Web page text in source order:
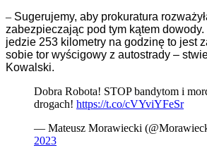
– Sugerujemy, aby prokuratura
zabezpieczając pod tym kątem
jedzie 253 kilometry na godzinę to jest
sobie tor wyścigowy z autostrady –
Kowalski.
Dobra Robota! STOP bandytom i
drogach! https://t.co/cVYviYFeSr
— Mateusz Morawiecki
2023